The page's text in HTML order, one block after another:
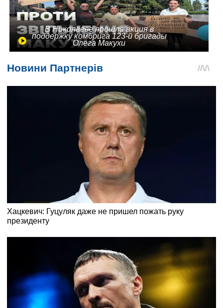
В Николаеве прошла акция в
поддержку комбрига 123-й бригады
Олега Макухи